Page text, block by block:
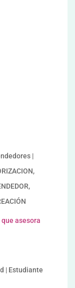
|
asesora
| Estudiante